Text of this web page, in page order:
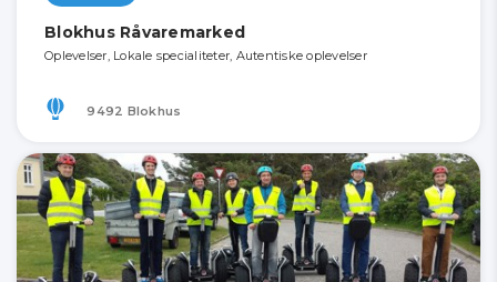
Blokhus Råvaremarked
Oplevelser, Lokale specialiteter, Autentiske oplevelser
9492 Blokhus